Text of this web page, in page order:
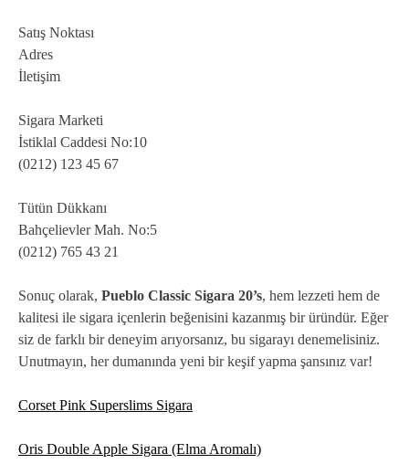
Satış Noktası
Adres
İletişim
Sigara Marketi
İstiklal Caddesi No:10
(0212) 123 45 67
Tütün Dükkanı
Bahçelievler Mah. No:5
(0212) 765 43 21
Sonuç olarak, Pueblo Classic Sigara 20’s, hem lezzeti hem de
kalitesi ile sigara içenlerin beğenisini kazanmış bir üründür. Eğer
siz de farklı bir deneyim arıyorsanız, bu sigarayı denemelisiniz.
Unutmayın, her dumanında yeni bir keşif yapma şansınız var!
Corset Pink Superslims Sigara
Oris Double Apple Sigara (Elma Aromalı)